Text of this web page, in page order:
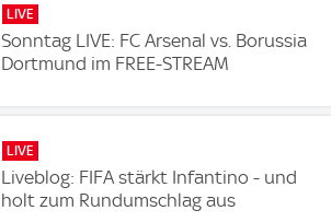
LIVE
Sonntag LIVE: FC Arsenal vs. Borussia
Dortmund im FREE-STREAM
LIVE
Liveblog: FIFA stärkt Infantino - und
holt zum Rundumschlag aus